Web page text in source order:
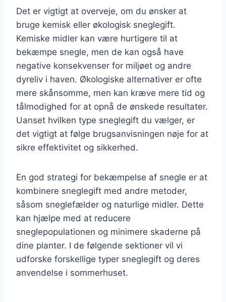
Det er vigtigt at overveje, om du ønsker at
bruge kemisk eller økologisk sneglegift.
Kemiske midler kan være hurtigere til at
bekæmpe snegle, men de kan også have
negative konsekvenser for miljøet og andre
dyreliv i haven. Økologiske alternativer er ofte
mere skånsomme, men kan kræve mere tid og
tålmodighed for at opnå de ønskede resultater.
Uanset hvilken type sneglegift du vælger, er
det vigtigt at følge brugsanvisningen nøje for at
sikre effektivitet og sikkerhed.
En god strategi for bekæmpelse af snegle er at
kombinere sneglegift med andre metoder,
såsom sneglefælder og naturlige midler. Dette
kan hjælpe med at reducere
sneglepopulationen og minimere skaderne på
dine planter. I de følgende sektioner vil vi
udforske forskellige typer sneglegift og deres
anvendelse i sommerhuset.